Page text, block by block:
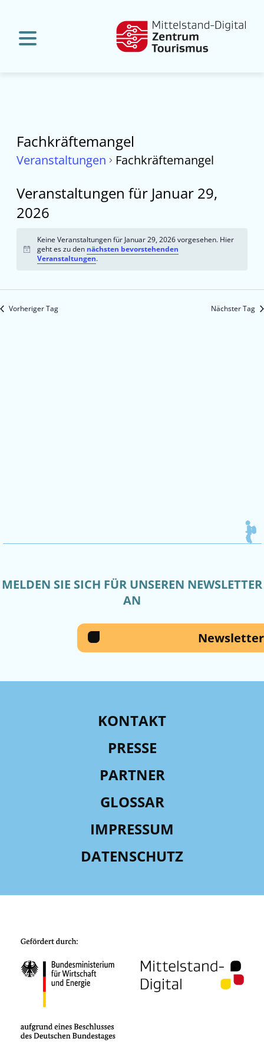
Fachkräftemangel
Veranstaltungen Fachkräftemangel
Veranstaltungen für Januar 29,
2026
Hinweis
Keine Veranstaltungen für Januar 29, 2026 vorgesehen. Hier
geht es zu den nächsten bevorstehenden
Veranstaltungen.
Vorheriger Tag Nächster Tag
MELDEN SIE SICH FÜR UNSEREN NEWSLETTER
AN
Newsletter
KONTAKT
PRESSE
PARTNER
GLOSSAR
IMPRESSUM
DATENSCHUTZ